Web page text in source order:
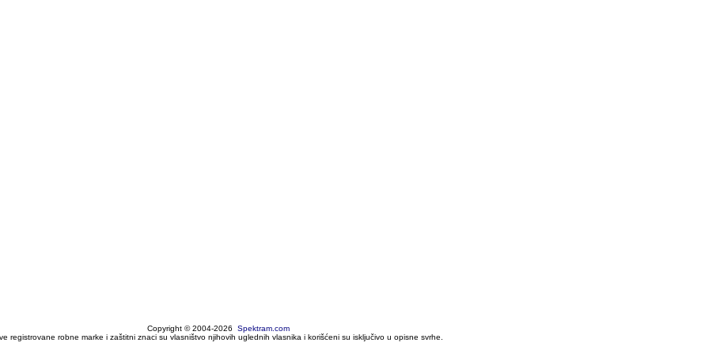
Copyright © 2004-2026 Spektram.com
registrovane robne marke i zaštitni znaci su vlasništvo njihovih uglednih vlasnika i korišćeni su isključivo u opisne svrhe.